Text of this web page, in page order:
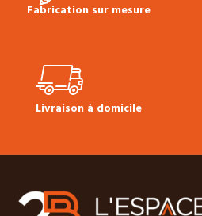
Fabrication sur mesure
Livraison à domicile